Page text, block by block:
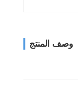
وصف المنتج